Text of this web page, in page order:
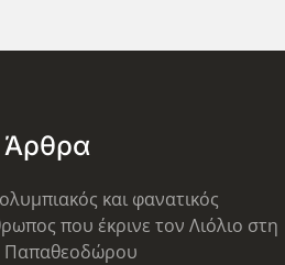
Άρθρα
και φανατικός
που έκρινε τον Λιόλιο στη
Παπαθεοδώρου